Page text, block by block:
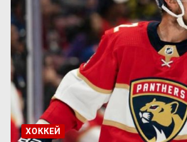
ХОККЕЙ